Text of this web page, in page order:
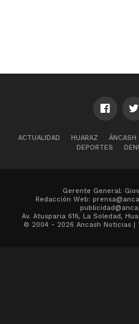
ACTUALIDAD HUARAZ ÁNCASH
DEPORTES
Gerente General:
Redacción Web:
Av. Atusparia 616, La Soledad,
© 2004 - 2026 Ancash Noticias |